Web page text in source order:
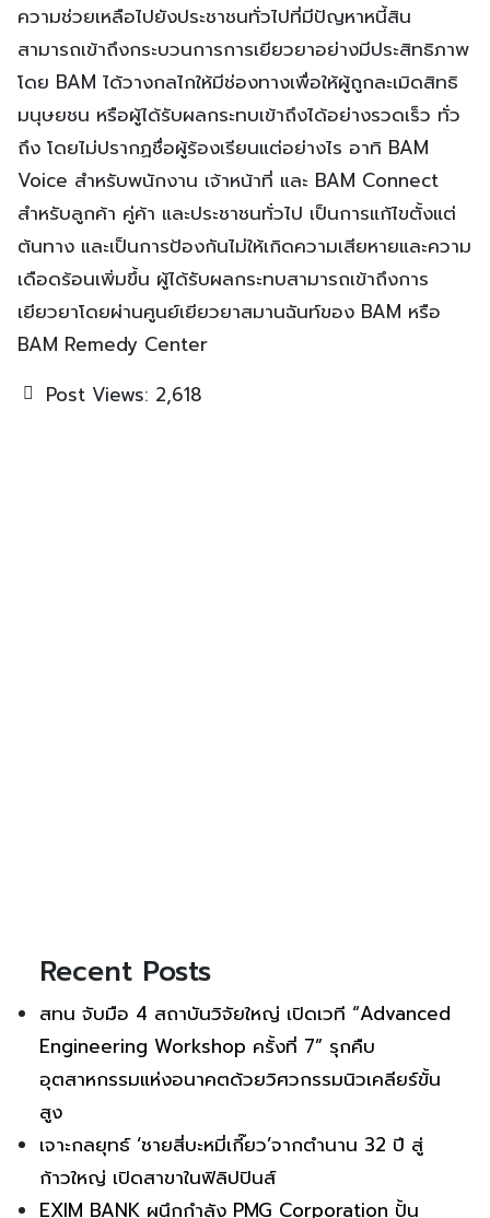
ความช่วยเหลือไปยังประชาชนทั่วไปที่มีปัญหาหนี้สิน
สามารถเข้าถึงกระบวนการการเยียวยาอย่างมีประสิทธิภาพ
โดย BAM ได้วางกลไกให้มีช่องทางเพื่อให้ผู้ถูกละเมิดสิทธิ
มนุษยชน หรือผู้ได้รับผลกระทบเข้าถึงได้อย่างรวดเร็ว ทั่ว
ถึง โดยไม่ปรากฏชื่อผู้ร้องเรียนแต่อย่างไร อาทิ BAM
Voice สำหรับพนักงาน เจ้าหน้าที่ และ BAM Connect
สำหรับลูกค้า คู่ค้า และประชาชนทั่วไป เป็นการแก้ไขตั้งแต่
ต้นทาง และเป็นการป้องกันไม่ให้เกิดความเสียหายและความ
เดือดร้อนเพิ่มขึ้น ผู้ได้รับผลกระทบสามารถเข้าถึงการ
เยียวยาโดยผ่านศูนย์เยียวยาสมานฉันท์ของ BAM หรือ
BAM Remedy Center
Post Views: 2,618
Recent Posts
สทน จับมือ 4 สถาบันวิจัยใหญ่ เปิดเวที “Advanced
Engineering Workshop ครั้งที่ 7” รุกคืบ
อุตสาหกรรมแห่งอนาคตด้วยวิศวกรรมนิวเคลียร์ขั้น
สูง
เจาะกลยุทธ์ ‘ชายสี่บะหมี่เกี๊ยว’จากตำนาน 32 ปี สู่
ก้าวใหญ่ เปิดสาขาในฟิลิปปินส์
EXIM BANK ผนึกกำลัง PMG Corporation ปั้น